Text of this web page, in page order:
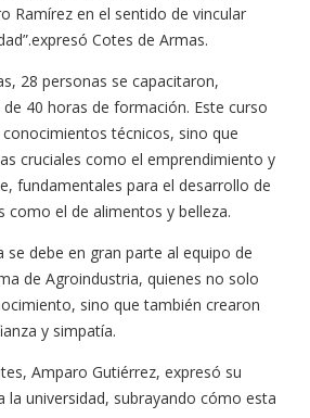
Ramírez en el sentido de vincular
Cotes de Armas.
28 personas se capacitaron,
40 horas de formación. Este curso
técnicos, sino que
cruciales como el emprendimiento y
fundamentales para el desarrollo de
como el de alimentos y belleza.
se debe en gran parte al equipo de
de Agroindustria, quienes no solo
sino que también crearon
y simpatía.
Amparo Gutiérrez, expresó su
la universidad, subrayando cómo esta